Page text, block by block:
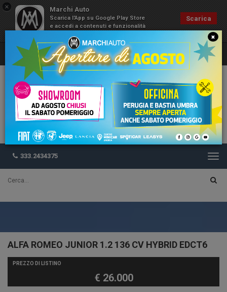
× Marchi Auto
Scarica l'App su Google Play Store
e accedi a contenuti e funzionalità
Scarica
333.2434375
ALFA ROMEO JUNIOR 1.2 136 CV HYBRID EDCT6
PREZZO DI LISTINO
€ 26.000
×